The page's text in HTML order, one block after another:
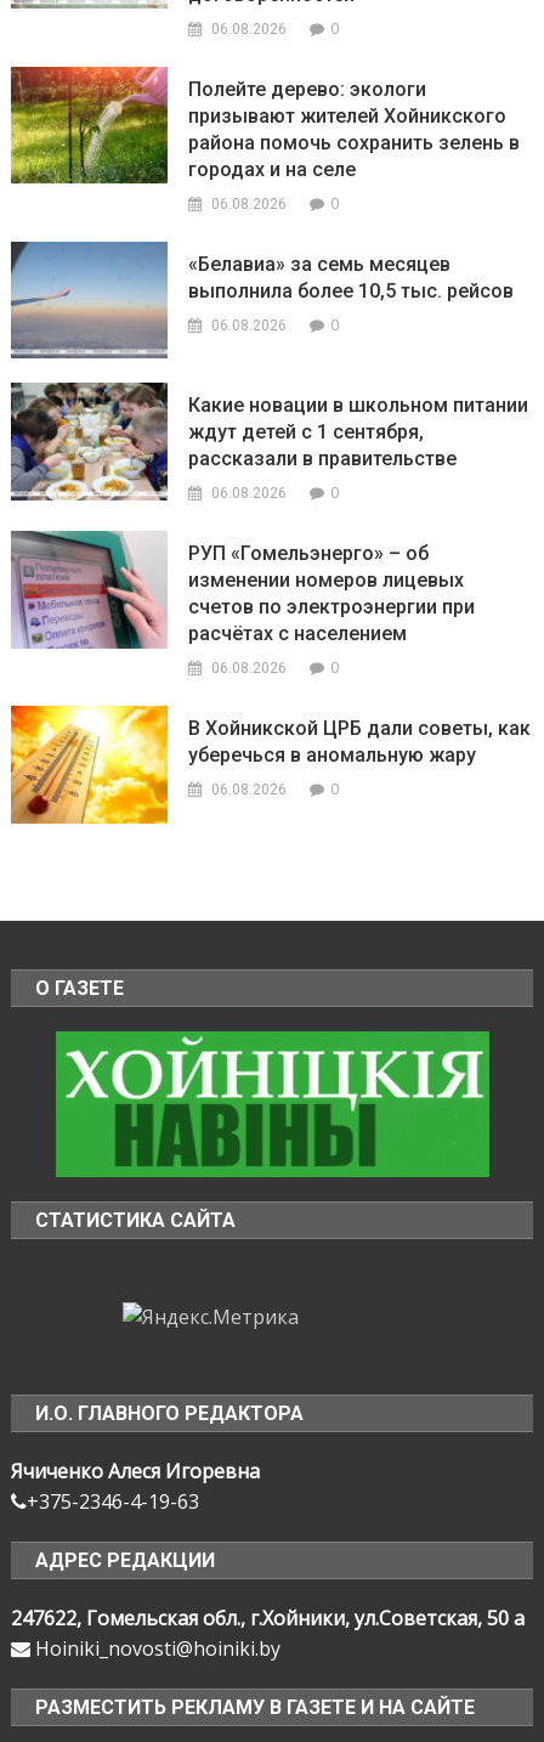
06.08.2026 0
Полейте дерево: экологи
призывают жителей Хойникского
района помочь сохранить зелень в
городах и на селе
06.08.2026 0
«Белавиа» за семь месяцев
выполнила более 10,5 тыс. рейсов
06.08.2026 0
Какие новации в школьном питании
ждут детей с 1 сентября,
рассказали в правительстве
06.08.2026 0
РУП «Гомельэнерго» – об
изменении номеров лицевых
счетов по электроэнергии при
расчётах с населением
06.08.2026 0
В Хойникской ЦРБ дали советы, как
уберечься в аномальную жару
06.08.2026 0
О ГАЗЕТЕ
СТАТИСТИКА САЙТА
И.О. ГЛАВНОГО РЕДАКТОРА
Ячиченко Алеся Игоревна
+375-2346-4-19-63
АДРЕС РЕДАКЦИИ
247622, Гомельская обл., г.Хойники, ул.Советская, 50 а
Hoiniki_novosti@hoiniki.by
РАЗМЕСТИТЬ РЕКЛАМУ В ГАЗЕТЕ И НА САЙТЕ